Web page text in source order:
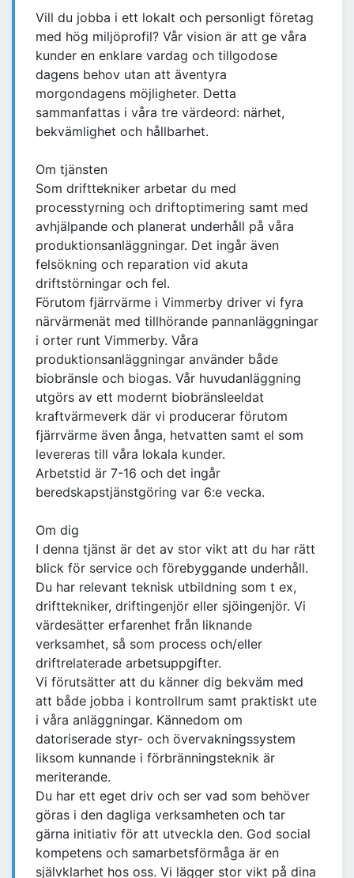
Vill du jobba i ett lokalt och personligt företag
med hög miljöprofil? Vår vision är att ge våra
kunder en enklare vardag och tillgodose
dagens behov utan att äventyra
morgondagens möjligheter. Detta
sammanfattas i våra tre värdeord: närhet,
bekvämlighet och hållbarhet.
Om tjänsten
Som drifttekniker arbetar du med
processtyrning och driftoptimering samt med
avhjälpande och planerat underhåll på våra
produktionsanläggningar. Det ingår även
felsökning och reparation vid akuta
driftstörningar och fel.
Förutom fjärrvärme i Vimmerby driver vi fyra
närvärmenät med tillhörande pannanläggningar
i orter runt Vimmerby. Våra
produktionsanläggningar använder både
biobränsle och biogas. Vår huvudanläggning
utgörs av ett modernt biobränsleeldat
kraftvärmeverk där vi producerar förutom
fjärrvärme även ånga, hetvatten samt el som
levereras till våra lokala kunder.
Arbetstid är 7-16 och det ingår
beredskapstjänstgöring var 6:e vecka.
Om dig
I denna tjänst är det av stor vikt att du har rätt
blick för service och förebyggande underhåll.
Du har relevant teknisk utbildning som t ex,
drifttekniker, driftingenjör eller sjöingenjör. Vi
värdesätter erfarenhet från liknande
verksamhet, så som process och/eller
driftrelaterade arbetsuppgifter.
Vi förutsätter att du känner dig bekväm med
att både jobba i kontrollrum samt praktiskt ute
i våra anläggningar. Kännedom om
datoriserade styr- och övervakningssystem
liksom kunnande i förbränningsteknik är
meriterande.
Du har ett eget driv och ser vad som behöver
göras i den dagliga verksamheten och tar
gärna initiativ för att utveckla den. God social
kompetens och samarbetsförmåga är en
självklarhet hos oss. Vi lägger stor vikt på dina